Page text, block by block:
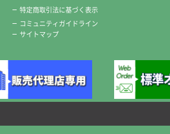
特定商取引法に基づく表示
コミュニティガイドライン
サイトマップ